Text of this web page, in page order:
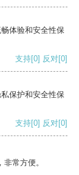
体验和安全性保
支持[0] 反对[0]
保护和安全性保
支持[0] 反对[0]
常方便。